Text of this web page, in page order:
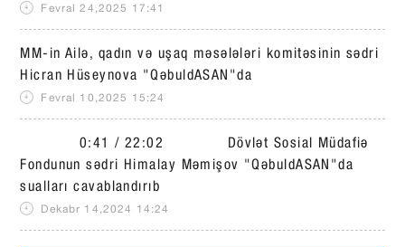
Fevral 24,2025 17:41
MM-in Ailə, qadın və uşaq məsələləri komitəsinin sədri
Hicran Hüseynova "QəbuldASAN"da
Fevral 10,2025 15:24
0:41 / 22:02 Dövlət Sosial Müdafiə
Fondunun sədri Himalay Məmişov "QəbuldASAN"da
sualları cavablandırıb
Dekabr 14,2024 14:24